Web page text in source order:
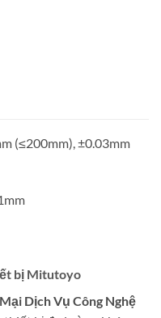
(≤200mm), ±0.03mm
bị Mitutoyo
Dịch Vụ Công Nghệ